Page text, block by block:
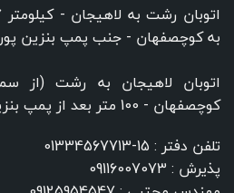
به کوچصفهان - جنب پمپ بنزین
اتوبان لاهیجان به رشت (از
کوچصفهان - 100 متر بعد از پمپ بنزین پورصادق ۲
تلفن دفتر : 15-01334567713
پذیرش : 09116007073